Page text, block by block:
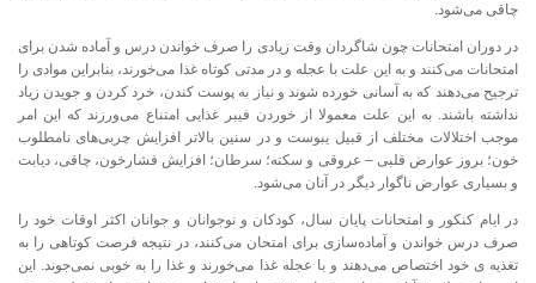
چاقی می‌شود.
در دوران امتحانات چون شاگردان وقت زیادی را صرف خواندن درس و آماده شدن برای
امتحانات می‌کنند و به این علت با عجله و در مدتی کوتاه غذا می‌خورند، بنابراین موادی را
ترجیح می‌دهند که به آسانی خورده شوند و نیاز به پوست کندن، خرد کردن و جویدن زیاد
نداشته باشند. به این علت معمولا از خوردن فیبر غذایی امتناع می‌ورزند که این امر
موجب اختلالات مختلف از قبیل یبوست و در سنین بالاتر افزایش چربی‌های نامطلوب
خون؛ بروز عوارض قلبی – عروقی و سکته؛ سرطان؛ افزایش فشارخون، چاقی، دیابت
و بسیاری عوارض ناگوار دیگر در آنان می‌شود.
در ایام کنکور و امتحانات پایان سال، کودکان و نوجوانان و جوانان اکثر اوقات خود را
صرف درس خواندن و آماده‌سازی برای امتحان می‌کنند، در نتیجه فرصت کوتاهی را به
تغذیه ی خود اختصاص می‌دهند و با عجله غذا می‌خورند و غذا را به خوبی نمی‌جوند. این